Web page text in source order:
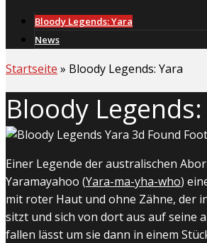
Bloody Legends: Yara
News
Startseite » Bloody Legends: Yara
Bloody Legends:
Einer Legende der australischen
Yaramayahoo (Yara-ma-yha-who)
mit roter Haut und ohne Zähne, der
sitzt und sich von dort aus auf seine
fallen lässt um sie dann in einem